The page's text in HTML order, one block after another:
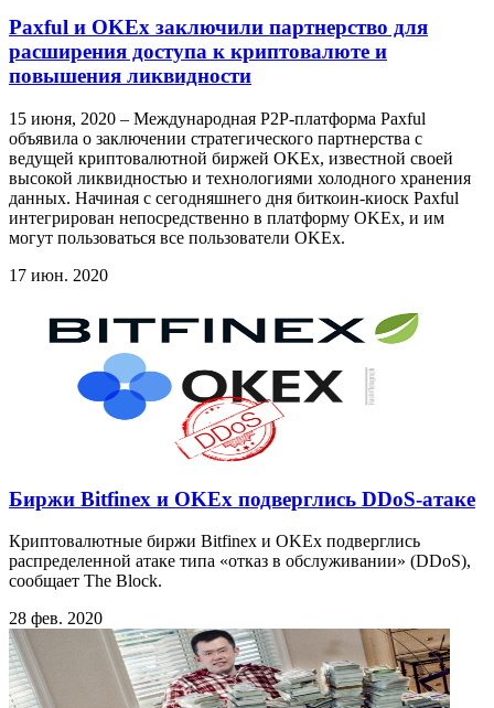
Paxful и OKEx заключили партнерство для
расширения доступа к криптовалюте и
повышения ликвидности
15 июня, 2020 – Международная P2P-платформа Paxful
объявила о заключении стратегического партнерства с
ведущей криптовалютной биржей OKEx, известной своей
высокой ликвидностью и технологиями холодного хранения
данных. Начиная с сегодняшнего дня биткоин-киоск Paxful
интегрирован непосредственно в платформу OKEx, и им
могут пользоваться все пользователи OKEx.
17 июн. 2020
Биржи Bitfinex и OKEx подверглись DDoS-атаке
Криптовалютные биржи Bitfinex и OKEx подверглись
распределенной атаке типа «отказ в обслуживании» (DDoS),
сообщает The Block.
28 фев. 2020